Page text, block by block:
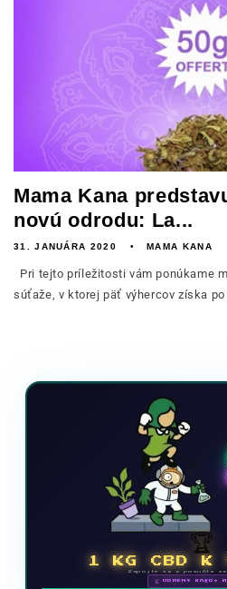
Mama Kana
novú odrodu: La...
31. JANUÁRA 2020 MAMA KANA
Pri tejto príležitosti vám ponúkame
súťaže, v ktorej päť výhercov získa
🏆
1 KG CBD K
Zapojte sa a posuňte
🗓 ODMENY KAŽDÝ